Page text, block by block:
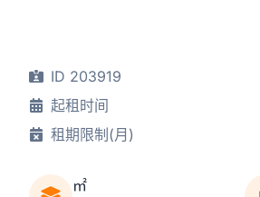
ID 203919
起租时间
租期限制(月)
㎡